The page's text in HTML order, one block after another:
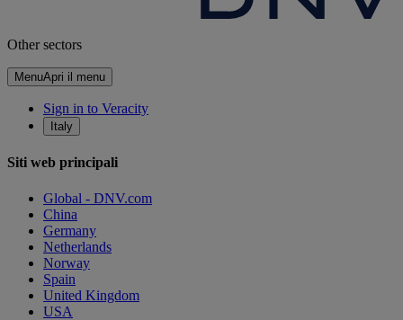
Other sectors
MenuApri il menu
Sign in to Veracity
Italy
Siti web principali
Global - DNV.com
China
Germany
Netherlands
Norway
Spain
United Kingdom
USA